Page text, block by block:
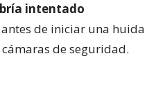
intentado
antes de iniciar una huida
de seguridad.